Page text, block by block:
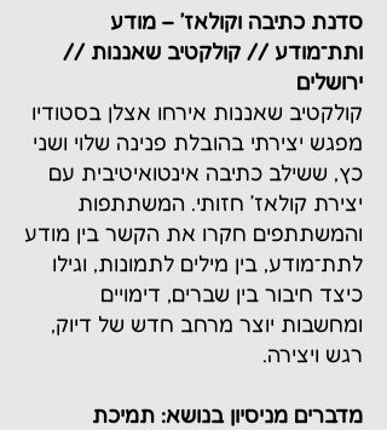
סדנת כתיבה וקולאז׳ – מודע
ותת־מודע // קולקטיב שאננות //
ירושלים
קולקטיב שאננות אירחו אצלן בסטודיו
מפגש יצירתי בהובלת פנינה שלוי ושני
כץ, ששילב כתיבה אינטואיטיבית עם
יצירת קולאז׳ חזותי. המשתתפות
והמשתתפים חקרו את הקשר בין מודע
לתת־מודע, בין מילים לתמונות, וגילו
כיצד חיבור בין שברים, דימויים
ומחשבות יוצר מרחב חדש של דיוק,
רגש ויצירה.
מדברים מניסיון בנושא: תמיכת